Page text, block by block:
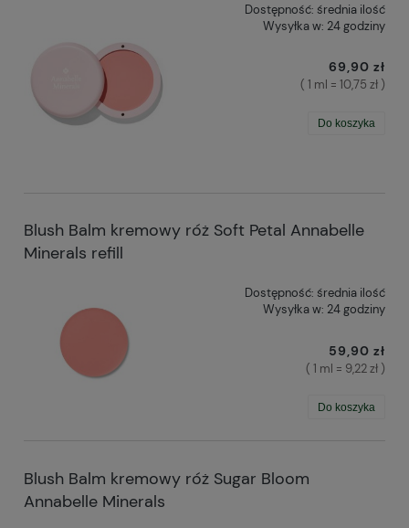
Dostępność: średnia ilość
Wysyłka w: 24 godziny
69,90 zł
( 1 ml = 10,75 zł )
Do koszyka
Blush Balm kremowy róż Soft Petal Annabelle
Minerals refill
Dostępność: średnia ilość
Wysyłka w: 24 godziny
59,90 zł
( 1 ml = 9,22 zł )
Do koszyka
Blush Balm kremowy róż Sugar Bloom
Annabelle Minerals